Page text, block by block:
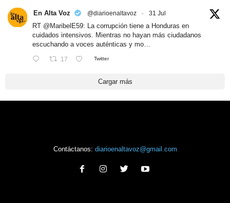
En Alta Voz @diarioenaltavoz · 31 Jul
RT @MaribelE59: La corrupción tiene a Honduras en
cuidados intensivos. Mientras no hayan más ciudadanos
escuchando a voces auténticas y mo…
17 Twitter
Cargar más
Contáctanos: diarioenaltavoz@gmail.com